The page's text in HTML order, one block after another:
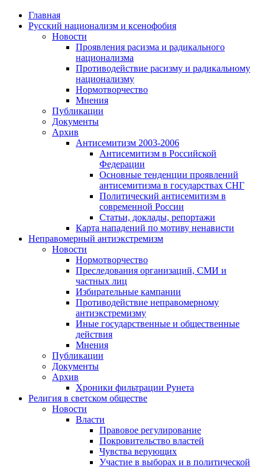
Главная
Русский национализм и ксенофобия
Новости
Проявления расизма и радикального
национализма
Противодействие расизму и радикальному
национализму
Нормотворчество
Мнения
Публикации
Документы
Архив
Антисемитизм 2003-2006
Антисемитизм в Российской
Федерации
Основные тенденции проявлений
антисемитизма в государствах СНГ
Политический антисемитизм в
современной России
Статьи, доклады, репортажи
Карта нападений по мотиву ненависти
Неправомерный антиэкстремизм
Новости
Нормотворчество
Преследования организаций, СМИ и
частных лиц
Избирательные кампании
Противодействие неправомерному
антиэкстремизму
Иные государственные и общественные
действия
Мнения
Публикации
Документы
Архив
Хроники фильтрации Рунета
Религия в светском обществе
Новости
Власти
Правовое регулирование
Покровительство властей
Чувства верующих
Участие в выборах и в политической